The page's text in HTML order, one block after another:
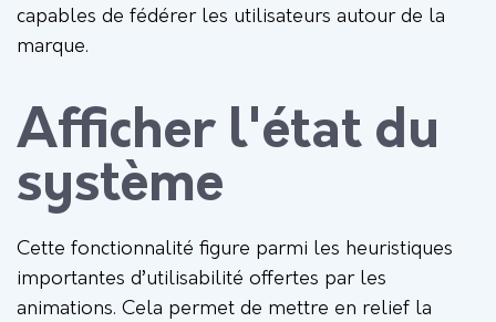
capables de fédérer les utilisateurs autour de la
marque.
Afficher l'état du
système
Cette fonctionnalité figure parmi les heuristiques
importantes d’utilisabilité offertes par les
animations. Cela permet de mettre en relief la